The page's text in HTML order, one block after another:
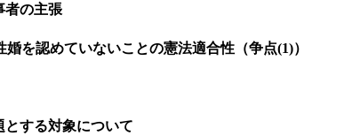
の主張
を認めていないことの憲法適合性（争点(1)）
する対象について